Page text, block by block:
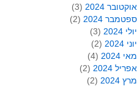
אוקטובר 2024
(3)
ספטמבר 2024
(2)
יולי 2024
(3)
יוני 2024
(2)
מאי 2024
(4)
אפריל 2024
(2)
מרץ 2024
(2)